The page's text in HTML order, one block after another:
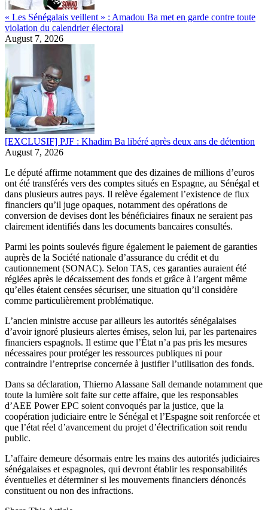
« Les Sénégalais veillent » : Amadou Ba met en garde contre toute
violation du calendrier électoral
August 7, 2026
[EXCLUSIF] PJF : Khadim Ba libéré après deux ans de détention
August 7, 2026
Le député affirme notamment que des dizaines de millions d’euros
ont été transférés vers des comptes situés en Espagne, au Sénégal et
dans plusieurs autres pays. Il relève également l’existence de flux
financiers qu’il juge opaques, notamment des opérations de
conversion de devises dont les bénéficiaires finaux ne seraient pas
clairement identifiés dans les documents bancaires consultés.
Parmi les points soulevés figure également le paiement de garanties
auprès de la Société nationale d’assurance du crédit et du
cautionnement (SONAC). Selon TAS, ces garanties auraient été
réglées après le décaissement des fonds et grâce à l’argent même
qu’elles étaient censées sécuriser, une situation qu’il considère
comme particulièrement problématique.
L’ancien ministre accuse par ailleurs les autorités sénégalaises
d’avoir ignoré plusieurs alertes émises, selon lui, par les partenaires
financiers espagnols. Il estime que l’État n’a pas pris les mesures
nécessaires pour protéger les ressources publiques ni pour
contraindre l’entreprise concernée à justifier l’utilisation des fonds.
Dans sa déclaration, Thierno Alassane Sall demande notamment que
toute la lumière soit faite sur cette affaire, que les responsables
d’AEE Power EPC soient convoqués par la justice, que la
coopération judiciaire entre le Sénégal et l’Espagne soit renforcée et
que l’état réel d’avancement du projet d’électrification soit rendu
public.
L’affaire demeure désormais entre les mains des autorités judiciaires
sénégalaises et espagnoles, qui devront établir les responsabilités
éventuelles et déterminer si les mouvements financiers dénoncés
constituent ou non des infractions.